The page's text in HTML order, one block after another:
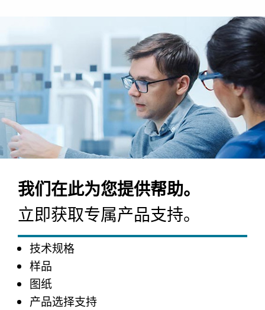
我们在此为您提供帮助。
立即获取专属产品支持。
技术规格
样品
图纸
产品选择支持